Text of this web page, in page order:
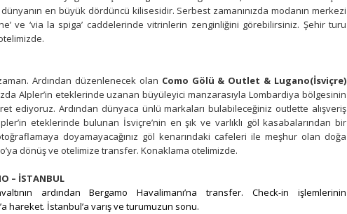
en büyük dördüncü kilisesidir. Serbest zamanınızda modanın merkezi
ve ‘via la spiga’ caddelerinde vitrinlerin zenginliğini görebilirsiniz. Şehir turu
Ardından düzenlenecek olan Como Gölü & Outlet & Lugano(İsviçre)
Alpler’in eteklerinde uzanan büyüleyici manzarasıyla Lombardiya bölgesinin
ediyoruz. Ardından dünyaca ünlü markaları bulabileceğiniz outlette alışveriş
eteklerinde bulunan İsviçre’nin en şık ve varlıklı göl kasabalarından bir
doyamayacağınız göl kenarındaki cafeleri ile meşhur olan doğa
dönüş ve otelimize transfer. Konaklama otelimizde.
İSTANBUL
ardından Bergamo Havalimanı’na transfer. Check-in işlemlerinin
hareket. İstanbul’a varış ve turumuzun sonu.